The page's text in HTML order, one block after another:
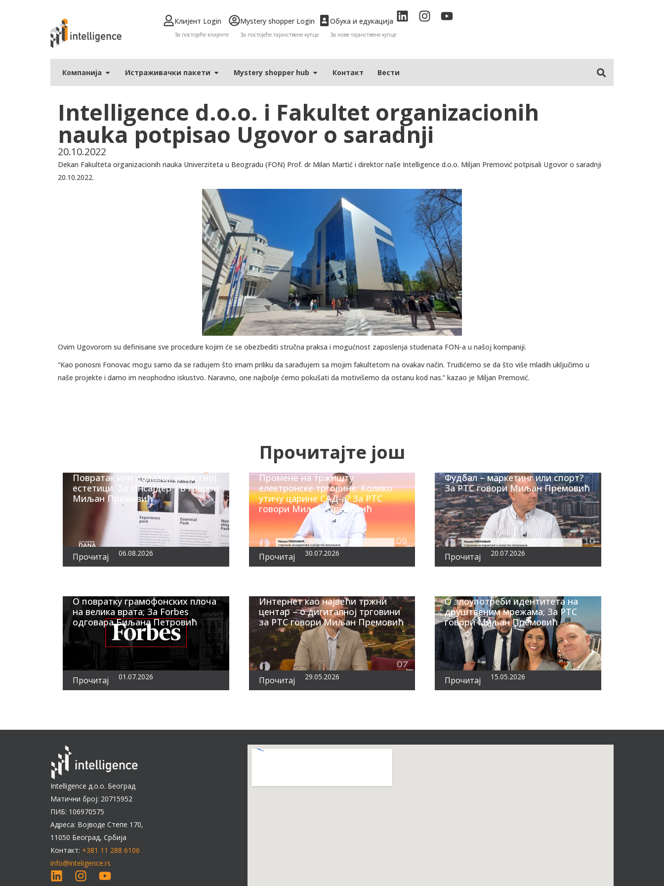
Клијент Login
За постојеће клијенте
Mystery shopper Login
За постојеће тајанствене купце
Обука и едукација
За нове тајанствене купце
Компанија Истраживачки пакети Мystery shopper hub Контакт Вести
Intelligence d.o.o. i Fakultet organizacionih
nauka potpisao Ugovor o saradnji
20.10.2022
Dekan Fakulteta organizacionih nauka Univerziteta u Beogradu (FON) Prof. dr Milan Martić i direktor naše Intelligence d.o.o. Miljan Premović potpisali Ugovor o saradnji
20.10.2022.
Ovim Ugovorom su definisane sve procedure kojim će se obezbediti stručna praksa i mogućnost zaposlenja studenata FON-a u našoj kompaniji.
“Kao ponosni Fonovac mogu samo da se radujem što imam priliku da sarađujem sa mojim fakultetom na ovakav način. Trudićemo se da što više mladih uključimo u
naše projekte i damo im neophodno iskustvo. Naravno, one najbolje ćemo pokušati da motivišemo da ostanu kod nas.” kazao je Miljan Premović.
Прочитајте још
Повратак или долазак аналогној
естетици. За Инсајдер ТВ говори
Миљан Премовић
Прочитај 06.08.2026
Промене на тржишту
електронске трговине: Колико
утичу царине САД-а? За РТС
говори Миљан Премовић
Прочитај 30.07.2026
Фудбал – маркетинг или спорт?
За РТС говори Миљан Премовић
Прочитај 20.07.2026
О повратку грамофонских плоча
на велика врата; За Forbes
одговара Биљана Петровић
Прочитај 01.07.2026
Интернет као највећи тржни
центар – о дигиталној трговини
за РТС говори Миљан Премовић
Прочитај 29.05.2026
О злоупотреби идентитета на
друштвеним мрежама; За РТС
говори Миљан Премовић
Прочитај 15.05.2026
Intelligence д.о.о. Београд
Матични број: 20715952
ПИБ: 106970575
Адреса: Војводе Степе 170,
11050 Београд, Србија
Контакт: +381 11 288 6106
info@inteligence.rs